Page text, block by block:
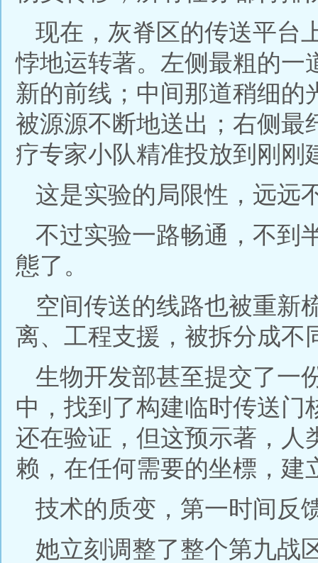
现在，灰脊区的传送平台
悖地运转著。左侧最粗的一
新的前线；中间那道稍细的
被源源不断地送出；右侧最
疗专家小队精准投放到刚刚
这是实验的局限性，远远
不过实验一路畅通，不到
態了。
空间传送的线路也被重新
离、工程支援，被拆分成不
生物开发部甚至提交了一
中，找到了构建临时传送门
还在验证，但这预示著，人
赖，在任何需要的坐標，建
技术的质变，第一时间反
她立刻调整了整个第九战